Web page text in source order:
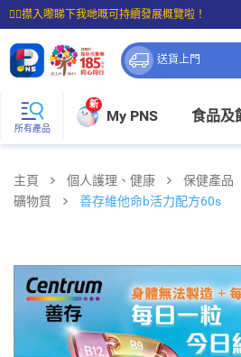
☝🏼㩒入嚟睇下我哋嘅可持續發展概覽啦！
⭐購物滿$399即享免費送貨；滿$100即可免費
送貨上門
所有產品
新
My PNS 食品及
主頁 個人護理、健康 保健產品
礦物質
善存維他命b活力配方60s